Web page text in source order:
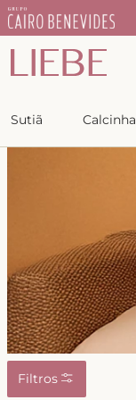
Sutiã Calcinha
Filtros